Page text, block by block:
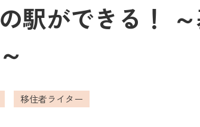
駅ができる！
移住者ライター